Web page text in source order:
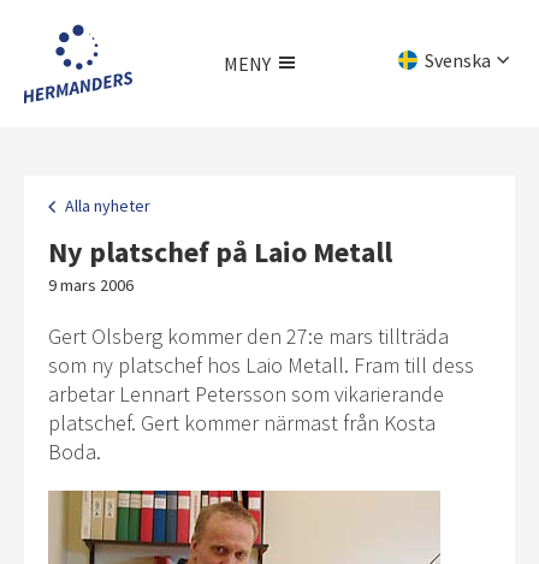
huvudinnehållet
Svenska
MENY
Alla nyheter
Ny platschef på Laio Metall
9 mars 2006
Gert Olsberg kommer den 27:e mars tillträda
som ny platschef hos Laio Metall. Fram till dess
arbetar Lennart Petersson som vikarierande
platschef. Gert kommer närmast från Kosta
Boda.